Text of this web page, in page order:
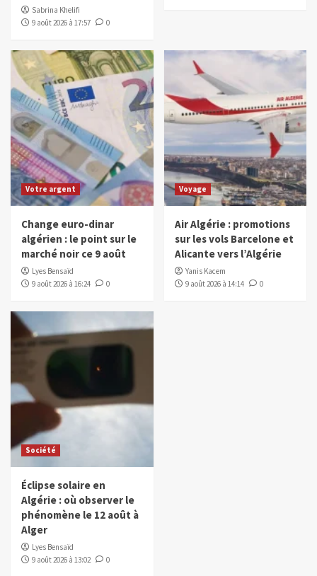
Sabrina Khelifi
9 août 2026 à 17:57
0
Votre argent
Change euro-dinar
algérien : le point sur le
marché noir ce 9 août
Lyes Bensaïd
9 août 2026 à 16:24
0
Voyage
Air Algérie : promotions
sur les vols Barcelone et
Alicante vers l’Algérie
Yanis Kacem
9 août 2026 à 14:14
0
Société
Éclipse solaire en
Algérie : où observer le
phénomène le 12 août à
Alger
Lyes Bensaïd
9 août 2026 à 13:02
0